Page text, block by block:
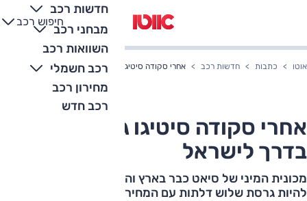
חדשות רכב
מבחני רכב
השוואות רכב
רכב חשמלי
מחירון רכב
רכב חדש
חיפוש רכב
+
-
אוטו כתבות חדשות רכב אחרי סקודה סיטיגו גם סיאט מי בדרך לישראל
אחרי סקודה סיטיגו גם סיאט מי
בדרך לישראל
מכונית המיני של סיאט כבר בארץ והקלף החזק שלה עשוי
להיות גרסת שלוש דלתות עם המחיר הזול בישראל